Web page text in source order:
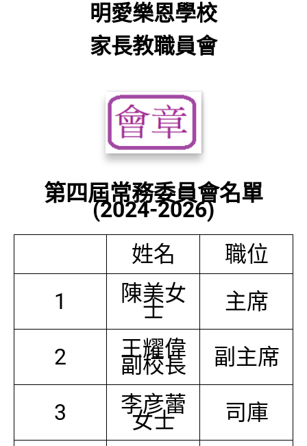
明愛樂恩學校
家長教職員會
第四屆常務委員會名單
(2024-2026)
姓名
職位
1
陳美女
士 主席
2 王耀偉
副校長 副主席
3 李彦蕾
女士 司庫